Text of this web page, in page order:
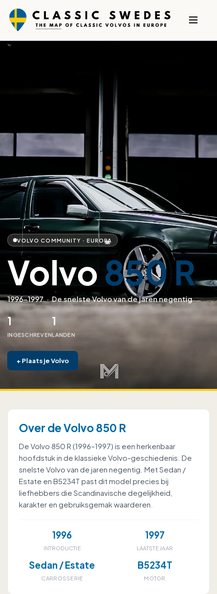
VOLVO COMMUNITY · EUROPA
Volvo 850 R
1996–1997·De snelste Volvo van de jaren negentig
1
INGESCHREVEN
1
LANDEN
+ Plaats je Volvo
Over de Volvo 850 R
De Volvo 850 R (1996–1997) is een herkenbaar
hoofdstuk in de klassieke Volvo-geschiedenis. De
snelste Volvo van de jaren negentig. Met Sedan /
Estate en B5234T past dit model precies bij
liefhebbers die Scandinavische degelijkheid,
karakter en gebruiksgemak waarderen.
1996
INTRODUCTIE
1997
LAATSTE JAAR
Sedan / Estate
CARROSSERIE
B5234T
MOTOR